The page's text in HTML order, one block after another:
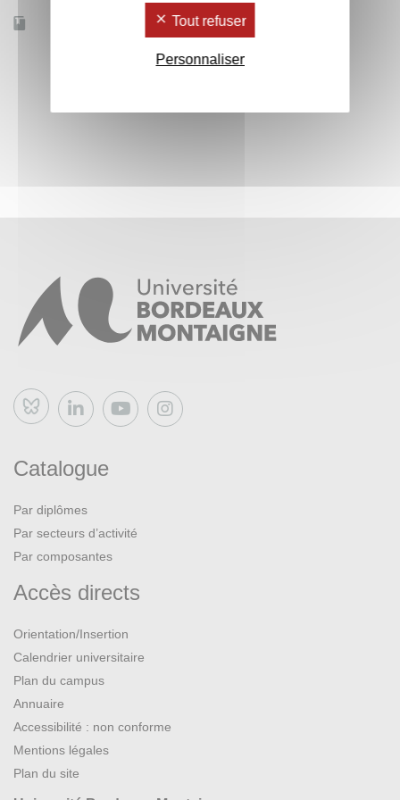
70
Bluesky
Catalogue
Par diplômes
Par secteurs d’activité
Par composantes
Accès directs
Orientation/Insertion
Calendrier universitaire
Plan du campus
Annuaire
Accessibilité : non conforme
Mentions légales
Plan du site
Tout refuser
Personnaliser